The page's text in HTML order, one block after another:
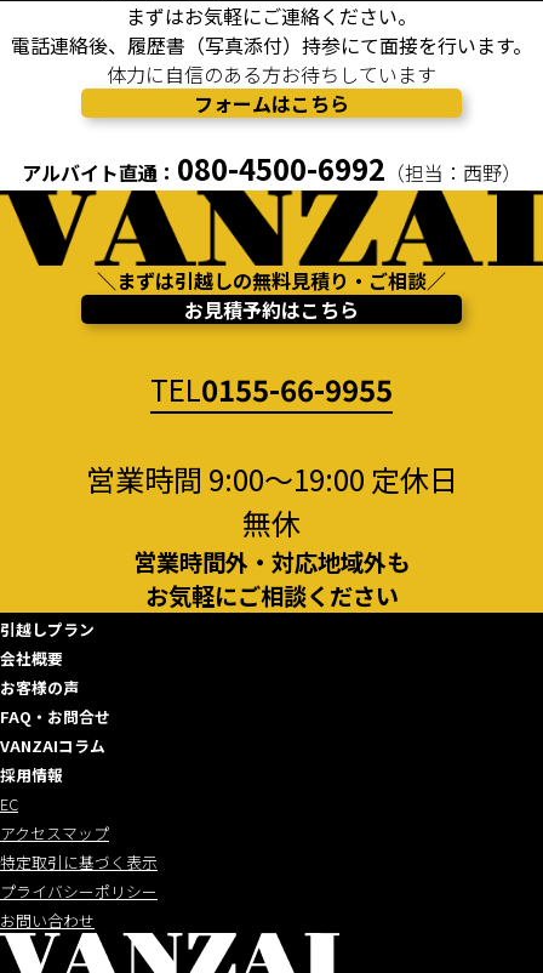
まずはお気軽にご連絡ください。
電話連絡後、履歴書（写真添付）持参にて面接を行います。
体力に自信のある方お待ちしています
フォームはこちら
アルバイト直通： 080-4500-6992 （担当：西野）
＼まずは引越しの無料見積り・ご相談／
お見積予約はこちら
TEL0155-66-9955
営業時間 9:00～19:00 定休日
無休
営業時間外・対応地域外も
お気軽にご相談ください
引越しプラン
会社概要
お客様の声
FAQ・お問合せ
VANZAIコラム
採用情報
EC
アクセスマップ
特定取引に基づく表示
プライバシーポリシー
お問い合わせ